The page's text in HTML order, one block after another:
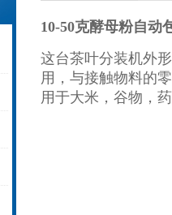
10-50克酵母粉自动
这台茶叶分装机外
用，与接触物料的
用于大米，谷物，